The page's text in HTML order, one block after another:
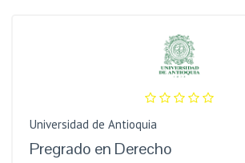
Universidad de Antioquia
Pregrado en Derecho